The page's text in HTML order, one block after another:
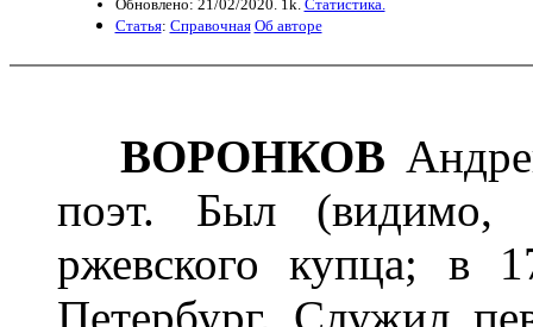
Обновлено: 21/02/2020. 1k. Статистика.
Статья: Справочная Об авторе
ВОРОНКОВ
поэт. Был (видимо,
ржевского купца; в